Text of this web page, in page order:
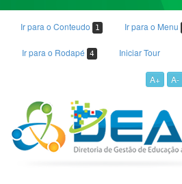
Ir para o Conteudo 1 Ir para o Menu
Ir para o Rodapé 4 Iniciar Tour
A+ A-